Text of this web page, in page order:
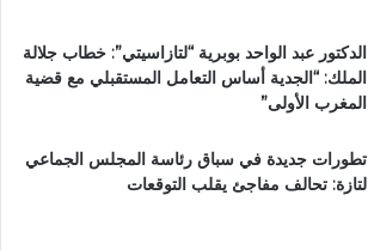
الدكتور عبد الواحد بوبرية “لتازاسيتي”: خطاب جلالة
الملك: “الجدية أساس التعامل المستقبلي مع قضية
المغرب الأولى”
تطورات جديدة في سباق رئاسة المجلس الجماعي
لتازة: تحالف مفاجئ يقلب التوقعات